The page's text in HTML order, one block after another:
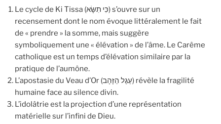
Le cycle de Ki Tissa (כִּי תִשָּׂא) s’ouvre sur un
recensement dont le nom évoque littéralement le fait
de « prendre » la somme, mais suggère
symboliquement une « élévation » de l’âme. Le Carême
catholique est un temps d’élévation similaire par la
pratique de l’aumône.
L’apostasie du Veau d’Or (עֵגֶל הַזָּהָב) révèle la fragilité
humaine face au silence divin.
L’idolâtrie est la projection d’une représentation
matérielle sur l’infini de Dieu.